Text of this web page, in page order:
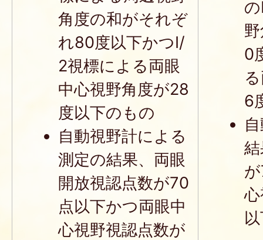
角度の和がそれぞ
れ80度以下かつI/
2視標による両眼
中心視野角度が28
度以下のもの
自動視野計による
測定の結果、両眼
開放視認点数が70
点以下かつ両眼中
心視野視認点数が
0
6